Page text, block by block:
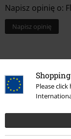
Please
Napisz opinię o:
Napisz opinię